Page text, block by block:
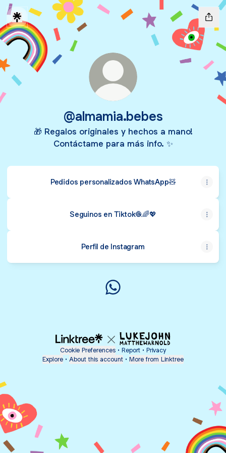
@almamia.bebes
🎁 Regalos originales y hechos a mano!
Contáctame para más info. ✨
Pedidos personalizados WhatsApp🧸
Seguinos en Tiktok🧶🌈💖
Perfil de Instagram
Cookie Preferences • Report • Privacy
Explore • About this account • More from Linktree